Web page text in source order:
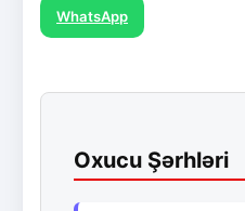
WhatsApp
Oxucu Şərhləri